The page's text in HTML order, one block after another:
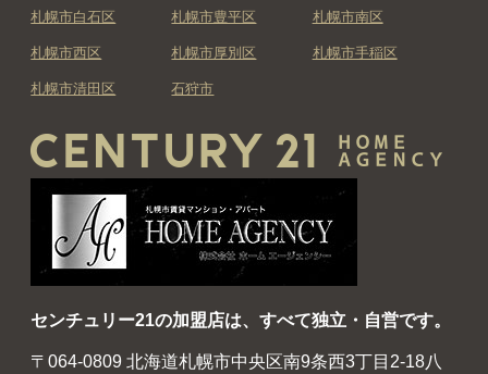
札幌市白石区 札幌市豊平区 札幌市南区
札幌市西区 札幌市厚別区 札幌市手稲区
札幌市清田区 石狩市
センチュリー21の加盟店は、すべて独立・自営です。
〒064-0809 北海道札幌市中央区南9条西3丁目2-18八